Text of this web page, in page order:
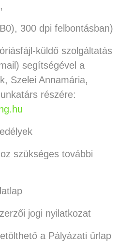
300 dpi felbontásban)
küldő szolgáltatás
segítségével a
Szelei Annamária,
részére:
szükséges további
jogi nyilatkozat
a Pályázati űrlap